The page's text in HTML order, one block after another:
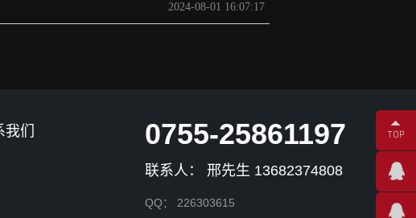
2024-08-01 16:07:17
我们 0755-25861197
联系人： 邢先生 13682374808
QQ： 226303615